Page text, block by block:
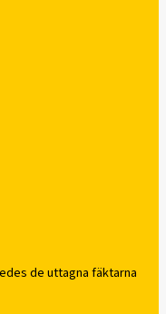
de uttagna fäktarna